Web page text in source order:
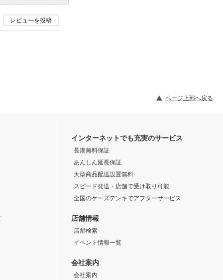
レビューを投稿
ページ上部へ戻る
インターネットでも充実のサービス
長期無料保証
あんしん延長保証
大型商品配送設置無料
スピード発送・店舗で受け取り可能
全国のケーズデンキでアフターサービス
店舗情報
店舗検索
イベント情報一覧
会社案内
会社案内